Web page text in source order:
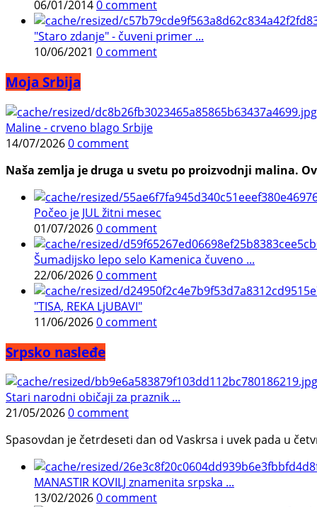
06/01/20140 comment
"Staro zdanje" - čuveni primer ...
10/06/2021 0 comment
Moja Srbija
Maline - crveno blago Srbije
14/07/20260 comment
Naša zemlja je druga u svetu po proizvodnji malina.
Počeo je JUL žitni mesec
01/07/20260 comment
Šumadijsko lepo selo Kamenica čuveno ...
22/06/20260 comment
"TISA, REKA LjUBAVI"
11/06/20260 comment
Srpsko nasleđe
Stari narodni običaji za praznik ...
21/05/20260 comment
Spasovdan je četrdeseti dan od Vaskrsa i uvek pada u
MANASTIR KOVILJ znamenita srpska ...
13/02/20260 comment